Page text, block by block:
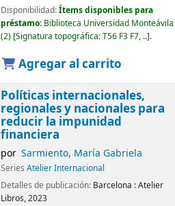
Disponibilidad:Ítems disponibles para
préstamo: Biblioteca Universidad Monteávila
(2) Signatura topográfica:T56 F3 F7, .. .
Agregar al carrito
Políticas internacionales,
regionales y nacionales para
reducir la impunidad
financiera
por Sarmiento, María Gabriela
Series Atelier Internacional
Detalles de publicación: Barcelona :Atelier
Libros,2023